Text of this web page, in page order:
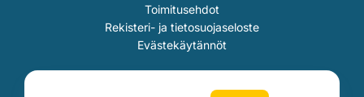
Toimitusehdot
Rekisteri- ja tietosuojaseloste
Evästekäytännöt